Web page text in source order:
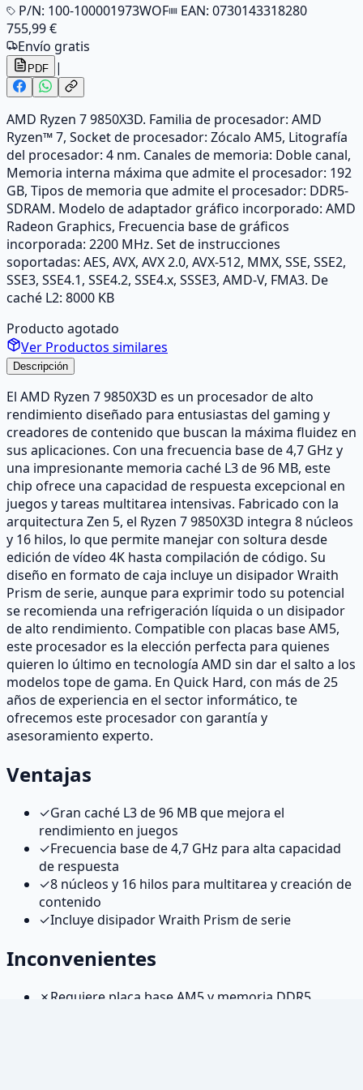
P/N: 100-100001973WOF EAN: 0730143318280
755,99 €
Envío gratis
PDF |
AMD Ryzen 7 9850X3D. Familia de procesador: AMD
Ryzen™ 7, Socket de procesador: Zócalo AM5, Litografía
del procesador: 4 nm. Canales de memoria: Doble canal,
Memoria interna máxima que admite el procesador: 192
GB, Tipos de memoria que admite el procesador: DDR5-
SDRAM. Modelo de adaptador gráfico incorporado: AMD
Radeon Graphics, Frecuencia base de gráficos
incorporada: 2200 MHz. Set de instrucciones
soportadas: AES, AVX, AVX 2.0, AVX-512, MMX, SSE, SSE2,
SSE3, SSE4.1, SSE4.2, SSE4.x, SSSE3, AMD-V, FMA3. De
caché L2: 8000 KB
Producto agotado
Ver Productos similares
Descripción
El AMD Ryzen 7 9850X3D es un procesador de alto
rendimiento diseñado para entusiastas del gaming y
creadores de contenido que buscan la máxima fluidez en
sus aplicaciones. Con una frecuencia base de 4,7 GHz y
una impresionante memoria caché L3 de 96 MB, este
chip ofrece una capacidad de respuesta excepcional en
juegos y tareas multitarea intensivas. Fabricado con la
arquitectura Zen 5, el Ryzen 7 9850X3D integra 8 núcleos
y 16 hilos, lo que permite manejar con soltura desde
edición de vídeo 4K hasta compilación de código. Su
diseño en formato de caja incluye un disipador Wraith
Prism de serie, aunque para exprimir todo su potencial
se recomienda una refrigeración líquida o un disipador
de alto rendimiento. Compatible con placas base AM5,
este procesador es la elección perfecta para quienes
quieren lo último en tecnología AMD sin dar el salto a los
modelos tope de gama. En Quick Hard, con más de 25
años de experiencia en el sector informático, te
ofrecemos este procesador con garantía y
asesoramiento experto.
Ventajas
✓Gran caché L3 de 96 MB que mejora el
rendimiento en juegos
✓Frecuencia base de 4,7 GHz para alta capacidad
de respuesta
✓8 núcleos y 16 hilos para multitarea y creación de
contenido
✓Incluye disipador Wraith Prism de serie
Inconvenientes
✗Requiere placa base AM5 y memoria DDR5,